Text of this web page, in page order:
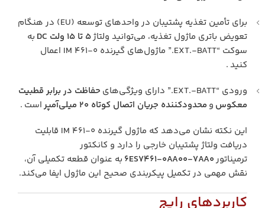
برای تأمین تغذیه پشتیبان در واحدهای توسعه (EU) در هنگام
تعویض باتری ماژول تغذیه، می‌توانید ولتاژ۵ تا ۱۵ ولت DC
به
سوکت “EXT.-BATT.” ماژول‌های گیرنده IM 461-0 اعمال
کنید .
ورودی “EXT.-BATT.” دارای ویژگی‌های
حفاظت در برابر قطبیت
معکوس و محدودکننده جریان اتصال کوتاه ۲۰ میلی‌آمپر
است .
این نکته نشان می‌دهد که ماژول گیرنده IM 461-0 قابلیت
دریافت ولتاژ پشتیبان خارجی را دارد و کانکتور
ترمیناتور6ES7461-0AA00-7AA0 به عنوان قطعه تکمیلی آن،
نقش مهمی در تکمیل پیکربندی صحیح این ماژول ایفا می‌کند.
کاربردهای رایج